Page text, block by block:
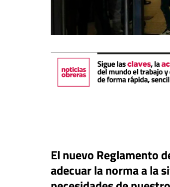
El nuevo Reglamento
adecuar la norma a la